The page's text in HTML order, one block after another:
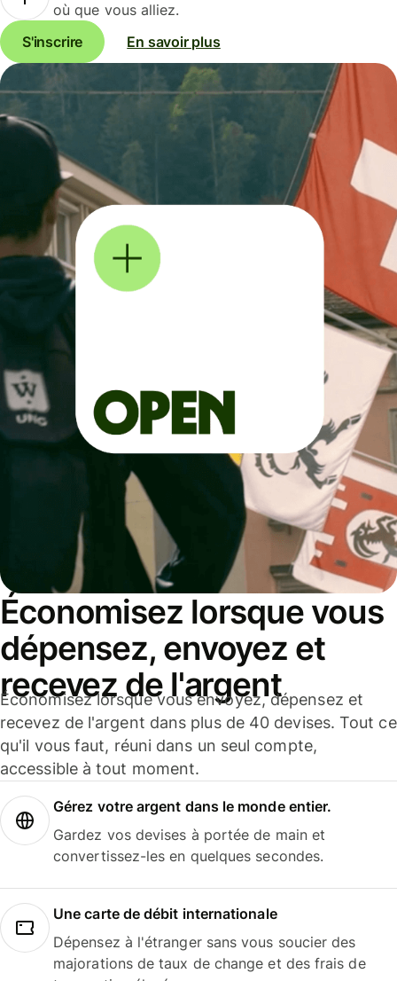
où que vous alliez.
S'inscrire
En savoir plus
Économisez lorsque vous
dépensez, envoyez et
recevez de l'argent
Économisez lorsque vous envoyez, dépensez et
recevez de l'argent dans plus de 40 devises. Tout ce
qu'il vous faut, réuni dans un seul compte,
accessible à tout moment.
Gérez votre argent dans le monde entier.
Gardez vos devises à portée de main et
convertissez-les en quelques secondes.
Une carte de débit internationale
Dépensez à l'étranger sans vous soucier des
majorations de taux de change et des frais de